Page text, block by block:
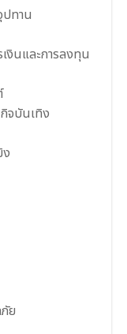
ปทาน
งินและการลงทุน
จบันเทิง
ย